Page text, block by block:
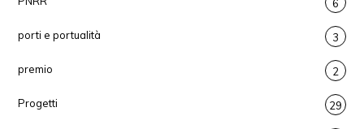
6
porti e portualità 3
premio 2
Progetti 29